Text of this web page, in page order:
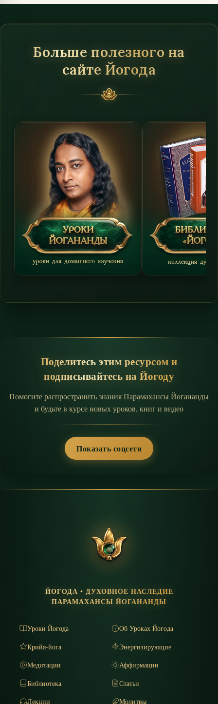
Больше полезного на
сайте Йогода
Поделитесь этим ресурсом и
подписывайтесь на Йогоду
Помогите распространить знания Парамахансы Йогананды
и будьте в курсе новых уроков, книг и видео
Показать соцсети
ЙОГОДА • ДУХОВНОЕ НАСЛЕДИЕ
ПАРАМАХАНСЫ ЙОГАНАНДЫ
Уроки Йогода
Об Уроках Йогода
Крийя-йога
Энергизирующие
Медитации
Аффирмации
Библиотека
Статьи
Лекции
Молитвы